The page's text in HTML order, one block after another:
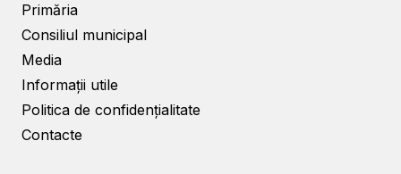
Primăria
Consiliul municipal
Media
Informații utile
Politica de confidențialitate
Contacte